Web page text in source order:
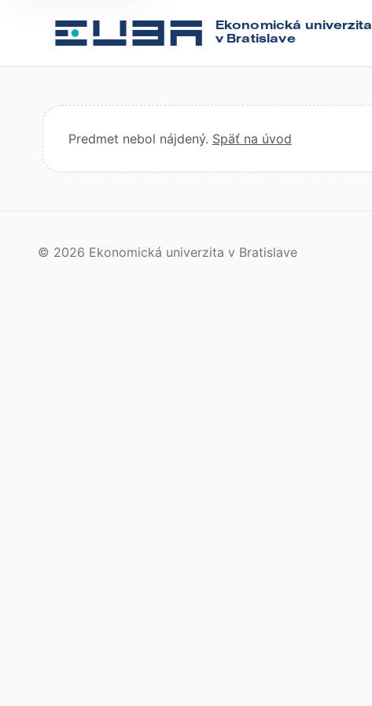
Ekonomická univerzita
v Bratislave
Predmet nebol nájdený. Späť na úvod
© 2026 Ekonomická univerzita v Bratislave